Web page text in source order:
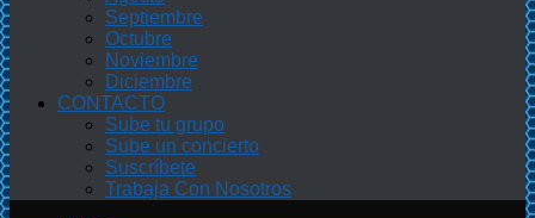
Septiembre
Octubre
Noviembre
Diciembre
CONTACTO
Sube tu grupo
Sube un concierto
Suscríbete
Trabaja Con Nosotros